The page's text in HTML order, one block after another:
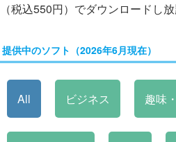
（税込550円）でダウンロードし放
提供中のソフト（2026年6月現在）
All ビジネス 趣味